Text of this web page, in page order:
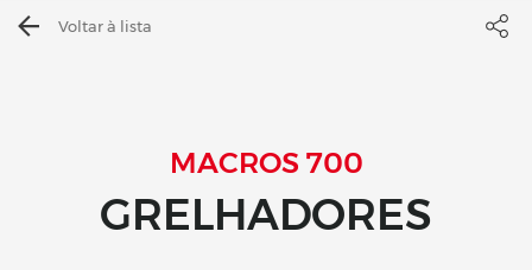
Voltar à lista
MACROS 700
GRELHADORES